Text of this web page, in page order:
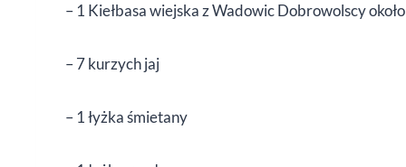
– 1 Kiełbasa wiejska z Wadowic Dobrowolscy
– 7 kurzych jaj
– 1 łyżka śmietany